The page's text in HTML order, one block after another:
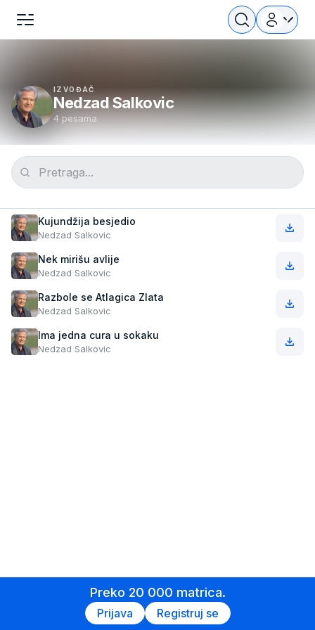
IZVOĐAČ
Nedzad Salkovic
4 pesama
Kujundžija besjedio
Nedzad Salkovic
Nek mirišu avlije
Nedzad Salkovic
Razbole se Atlagica Zlata
Nedzad Salkovic
Ima jedna cura u sokaku
Nedzad Salkovic
Preko 20 000 matrica.
Prijava Registruj se